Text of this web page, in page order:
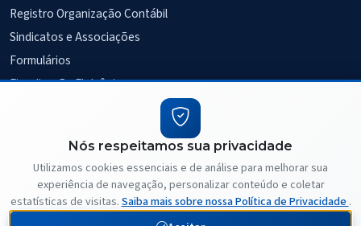
Registro Organização Contábil
Sindicatos e Associações
Formulários
Fiscalização Eletrônica
Ver todos os serviços
CRCES 2026. Todos os direitos reservados. Desenvolvido porArco
Website & E-Commerce
Nós respeitamos sua privacidade
Utilizamos cookies essenciais e de análise para melhorar sua
experiência de navegação, personalizar conteúdo e coletar
estatísticas de visitas.Saiba mais sobre nossa Política de Privacidade.